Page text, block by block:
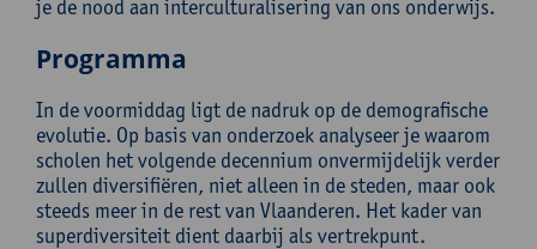
je de nood aan interculturalisering van ons onderwijs.
Programma
In de voormiddag ligt de nadruk op de demografische
evolutie. Op basis van onderzoek analyseer je waarom
scholen het volgende decennium onvermijdelijk verder
zullen diversifiëren, niet alleen in de steden, maar ook
steeds meer in de rest van Vlaanderen. Het kader van
superdiversiteit dient daarbij als vertrekpunt.